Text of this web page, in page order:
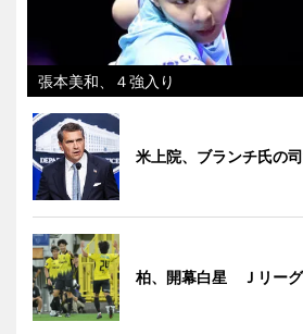
張本美和、４強入り
米上院、ブランチ氏の
柏、開幕白星 Ｊリーグ